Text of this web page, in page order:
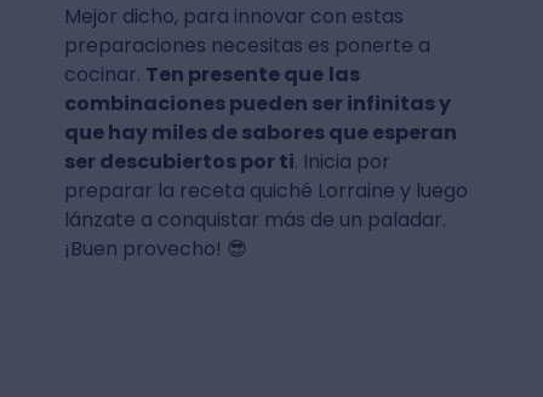
Mejor dicho, para innovar con estas
preparaciones necesitas es ponerte a
cocinar. Ten presente que las
combinaciones pueden ser infinitas y
que hay miles de sabores que esperan
ser descubiertos por ti. Inicia por
preparar la receta quiché Lorraine y luego
lánzate a conquistar más de un paladar.
¡Buen provecho! 😎